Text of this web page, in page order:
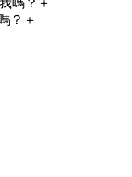
嗎？ ＋
？ ＋